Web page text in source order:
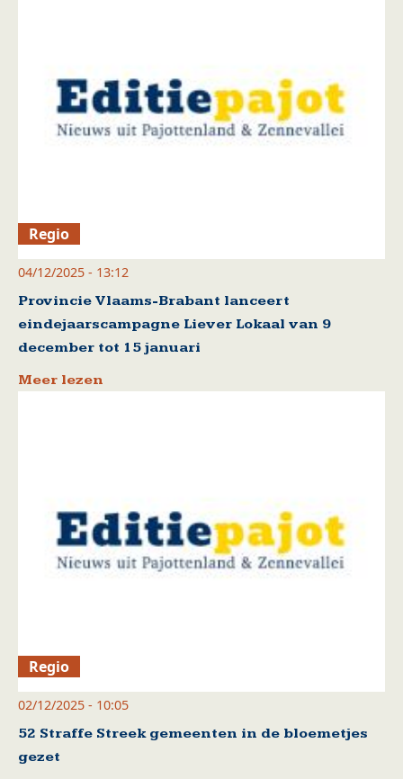
Regio
04/12/2025 - 13:12
Provincie Vlaams-Brabant lanceert
eindejaarscampagne Liever Lokaal van 9
december tot 15 januari
Meer lezen
Regio
02/12/2025 - 10:05
52 Straffe Streek gemeenten in de bloemetjes
gezet